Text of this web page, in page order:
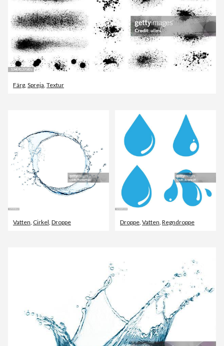
Färg, Spreja, Textur
Vatten, Cirkel, Droppe Droppe, Vatten, Regndroppe